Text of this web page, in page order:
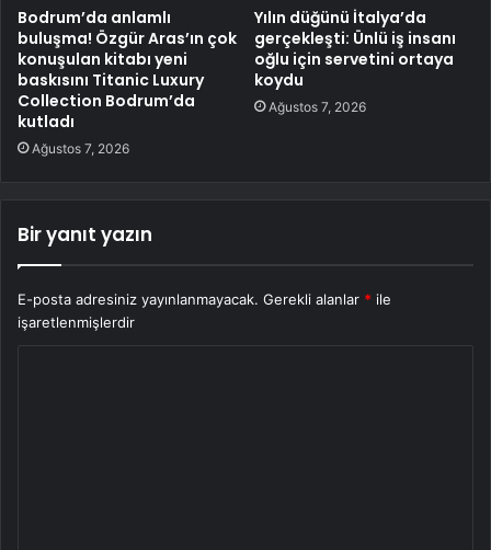
Bodrum’da anlamlı
buluşma! Özgür Aras’ın çok
konuşulan kitabı yeni
baskısını Titanic Luxury
Collection Bodrum’da
kutladı
Ağustos 7, 2026
Yılın düğünü İtalya’da
gerçekleşti: Ünlü iş insanı
oğlu için servetini ortaya
koydu
Ağustos 7, 2026
Bir yanıt yazın
E-posta adresiniz yayınlanmayacak. Gerekli alanlar * ile
işaretlenmişlerdir